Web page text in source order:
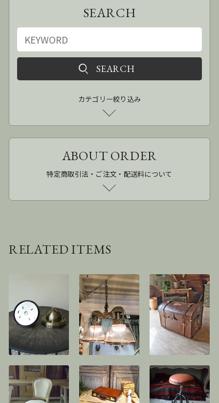
SEARCH
カテゴリー絞り込み
ABOUT ORDER
特定商取引法・ご注文・配送料について
RELATED ITEMS